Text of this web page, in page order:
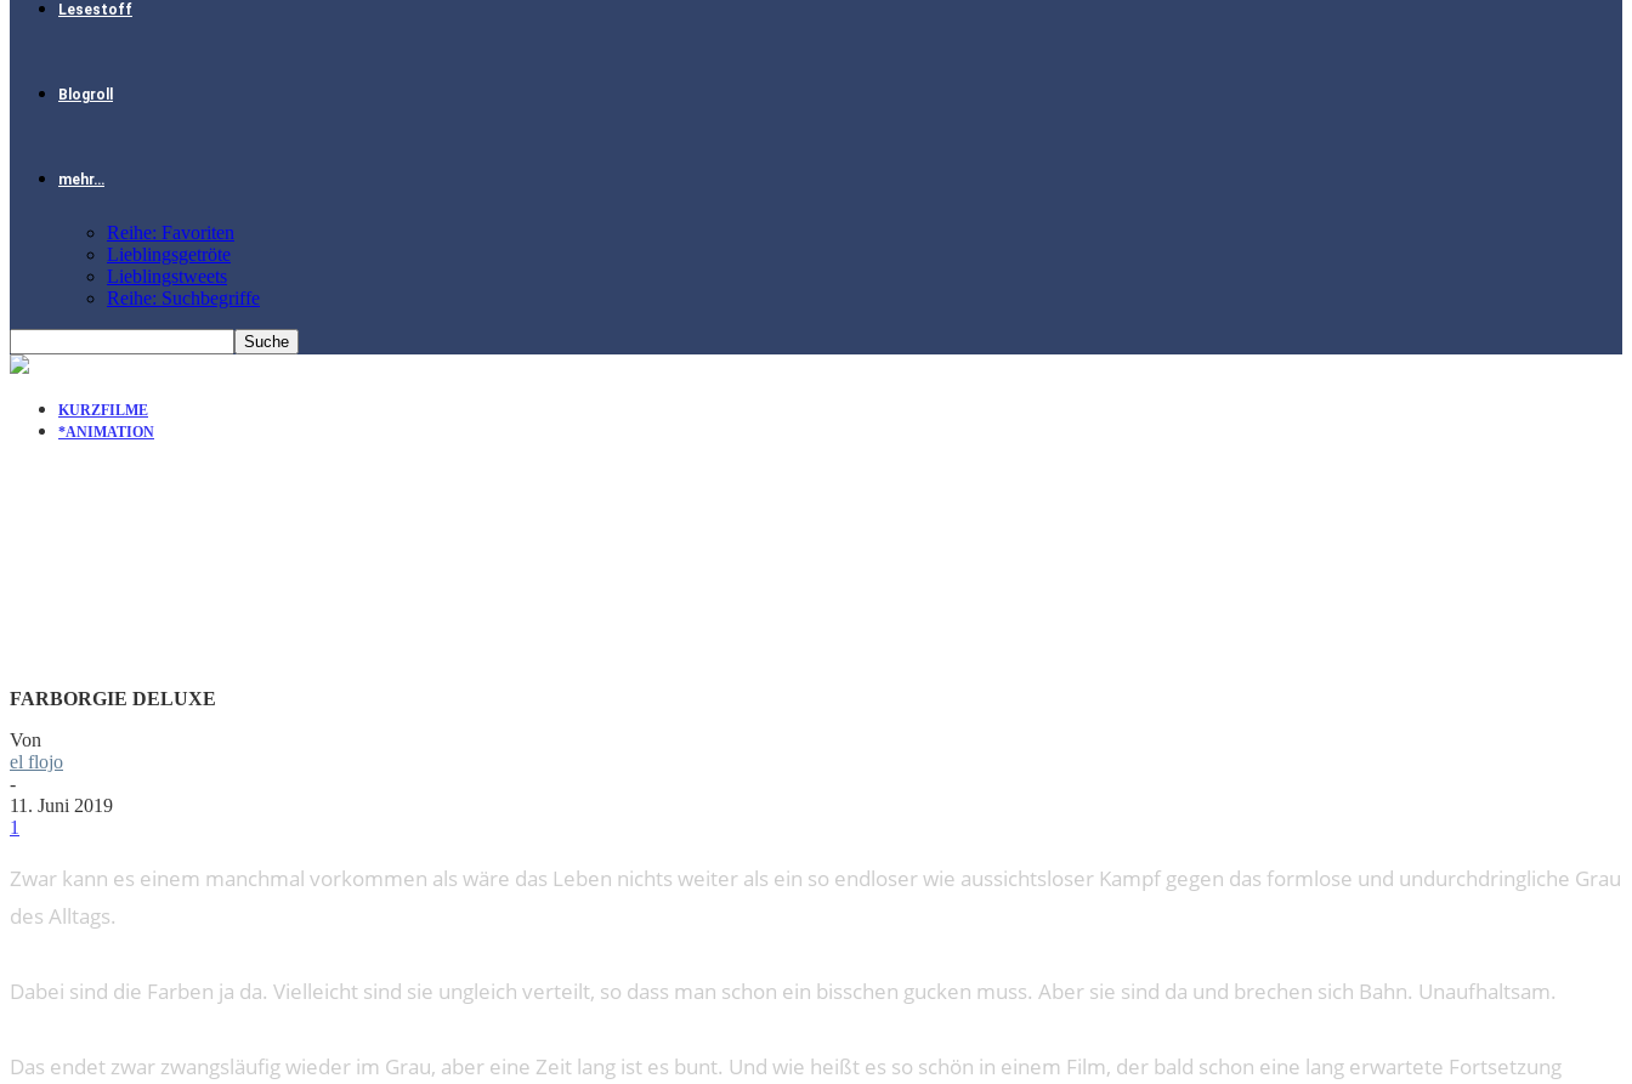
Lesestoff
Blogroll
mehr…
Reihe: Favoriten
Lieblingsgetröte
Lieblingstweets
Reihe: Suchbegriffe
KURZFILME
*ANIMATION
FARBORGIE DELUXE
Von
el flojo
-
11. Juni 2019
1
Zwar kann es einem manchmal vorkommen als wäre das Leben nichts weiter als ein so endloser wie aussichtsloser Kampf gegen das formlose und undurchdringliche Grau
des Alltags.
Dabei sind die Farben ja da. Vielleicht sind sie ungleich verteilt, so dass man schon ein bisschen gucken muss. Aber sie sind da und brechen sich Bahn. Unaufhaltsam.
Das endet zwar zwangsläufig wieder im Grau, aber eine Zeit lang ist es bunt. Und wie heißt es so schön in einem Film, der bald schon eine lang erwartete Fortsetzung